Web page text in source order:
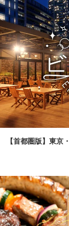
【首都圏版】東